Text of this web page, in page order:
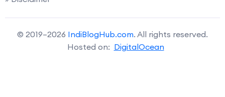
© 2019–2026 IndiBlogHub.com. All rights reserved.
Hosted on: DigitalOcean